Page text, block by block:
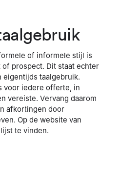
of informele stijl is
prospect. Dit staat echter
eigentijds taalgebruik.
voor iedere offerte, in
vereiste. Vervang daarom
afkortingen door
Op de website van
te vinden.